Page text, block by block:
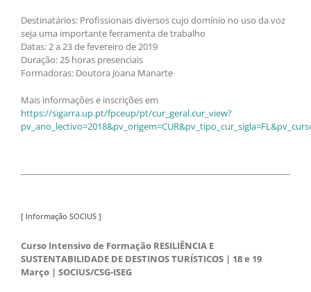
Destinatários: Profissionais diversos cujo domínio no uso da voz
seja uma importante ferramenta de trabalho
Datas: 2 a 23 de fevereiro de 2019
Duração: 25 horas presenciais
Formadoras: Doutora Joana Manarte
Mais informações e inscrições em
https://sigarra.up.pt/fpceup/pt/cur_geral.cur_view?
[ Informação SOCIUS ]
Curso Intensivo de Formação RESILIÊNCIA E
SUSTENTABILIDADE DE DESTINOS TURÍSTICOS | 18 e 19
Março | SOCIUS/CSG-ISEG